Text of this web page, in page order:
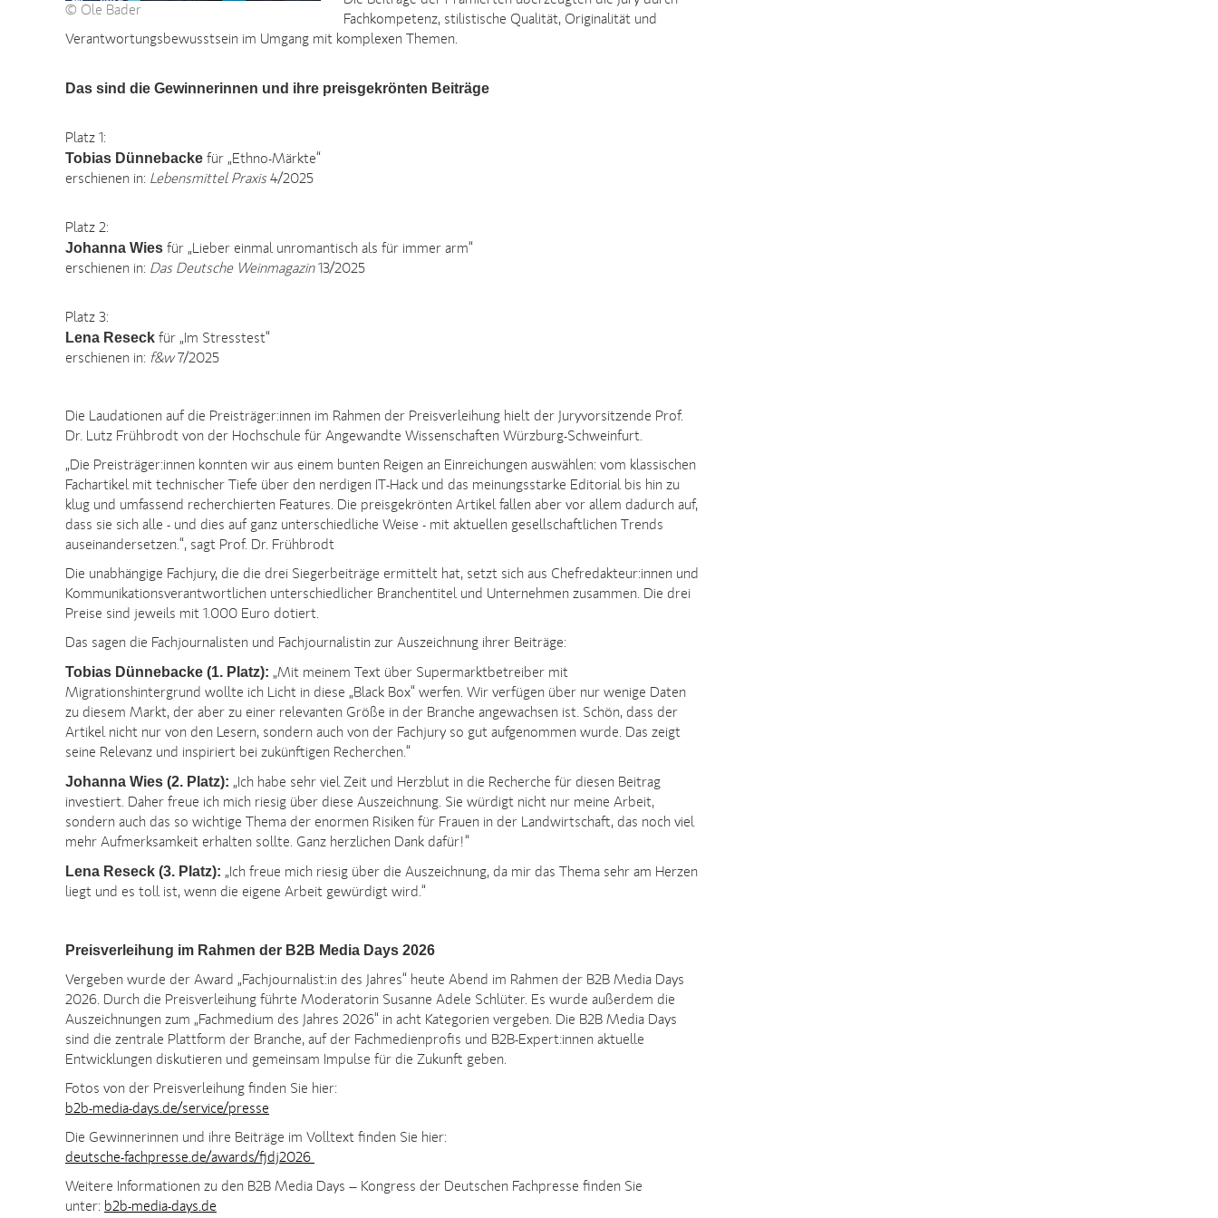
© Ole Bader
Fachkompetenz, stilistische Qualität, Originalität und
Verantwortungsbewusstsein im Umgang mit komplexen Themen.
Das sind die Gewinnerinnen und ihre preisgekrönten Beiträge
Platz 1:
Tobias Dünnebacke für „Ethno-Märkte“
erschienen in: Lebensmittel Praxis4/2025
Platz 2:
Johanna Wies für „Lieber einmal unromantisch als für immer arm“
erschienen in: Das Deutsche Weinmagazin13/2025
Platz 3:
Lena Reseck für „Im Stresstest“
erschienen in: f&w7/2025
Die Laudationen auf die Preisträger:innen im Rahmen der Preisverleihung hielt der Juryvorsitzende Prof.
Dr. Lutz Frühbrodt von der Hochschule für Angewandte Wissenschaften Würzburg-Schweinfurt.
„Die Preisträger:innen konnten wir aus einem bunten Reigen an Einreichungen auswählen: vom klassischen
Fachartikel mit technischer Tiefe über den nerdigen IT-Hack und das meinungsstarke Editorial bis hin zu
klug und umfassend recherchierten Features. Die preisgekrönten Artikel fallen aber vor allem dadurch auf,
dass sie sich alle - und dies auf ganz unterschiedliche Weise - mit aktuellen gesellschaftlichen Trends
auseinandersetzen.“, sagt Prof. Dr. Frühbrodt
Die unabhängige Fachjury, die die drei Siegerbeiträge ermittelt hat, setzt sich aus Chefredakteur:innen und
Kommunikationsverantwortlichen unterschiedlicher Branchentitel und Unternehmen zusammen. Die drei
Preise sind jeweils mit 1.000 Euro dotiert.
Das sagen die Fachjournalisten und Fachjournalistin zur Auszeichnung ihrer Beiträge:
Tobias Dünnebacke (1. Platz): „Mit meinem Text über Supermarktbetreiber mit
Migrationshintergrund wollte ich Licht in diese „Black Box“ werfen. Wir verfügen über nur wenige Daten
zu diesem Markt, der aber zu einer relevanten Größe in der Branche angewachsen ist. Schön, dass der
Artikel nicht nur von den Lesern, sondern auch von der Fachjury so gut aufgenommen wurde. Das zeigt
seine Relevanz und inspiriert bei zukünftigen Recherchen.“
Johanna Wies (2. Platz): „Ich habe sehr viel Zeit und Herzblut in die Recherche für diesen Beitrag
investiert. Daher freue ich mich riesig über diese Auszeichnung. Sie würdigt nicht nur meine Arbeit,
sondern auch das so wichtige Thema der enormen Risiken für Frauen in der Landwirtschaft, das noch viel
mehr Aufmerksamkeit erhalten sollte. Ganz herzlichen Dank dafür!“
Lena Reseck (3. Platz): „Ich freue mich riesig über die Auszeichnung, da mir das Thema sehr am Herzen
liegt und es toll ist, wenn die eigene Arbeit gewürdigt wird.“
Preisverleihung im Rahmen der B2B Media Days 2026
Vergeben wurde der Award „Fachjournalist:in des Jahres“ heute Abend im Rahmen der B2B Media Days
2026. Durch die Preisverleihung führte Moderatorin Susanne Adele Schlüter. Es wurde außerdem die
Auszeichnungen zum „Fachmedium des Jahres 2026“ in acht Kategorien vergeben. Die B2B Media Days
sind die zentrale Plattform der Branche, auf der Fachmedienprofis und B2B-Expert:innen aktuelle
Entwicklungen diskutieren und gemeinsam Impulse für die Zukunft geben.
Fotos von der Preisverleihung finden Sie hier:
b2b-media-days.de/service/presse
Die Gewinnerinnen und ihre Beiträge im Volltext finden Sie hier:
deutsche-fachpresse.de/awards/fjdj2026
Weitere Informationen zu den B2B Media Days – Kongress der Deutschen Fachpresse finden Sie
unter: b2b-media-days.de